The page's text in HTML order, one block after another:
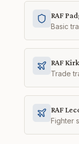
RAF
Basic
RAF
Trade
RAF
Fighter